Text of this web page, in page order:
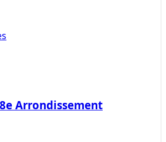
Arrondissement